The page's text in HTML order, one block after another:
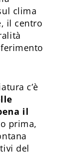
clima
il centro
c’è
il
prima,
del